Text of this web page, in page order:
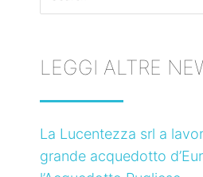
for:
LEGGI ALTRE
La Lucentezza srl a
grande acquedotto